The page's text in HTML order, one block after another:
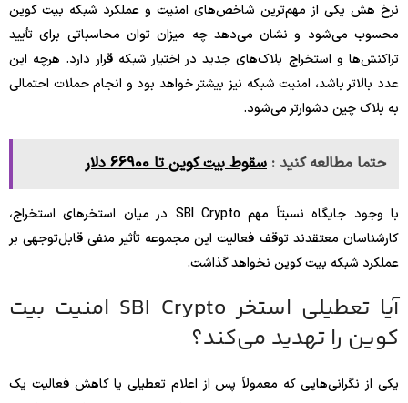
نرخ هش یکی از مهم‌ترین شاخص‌های امنیت و عملکرد شبکه بیت کوین
محسوب می‌شود و نشان می‌دهد چه میزان توان محاسباتی برای تأیید
تراکنش‌ها و استخراج بلاک‌های جدید در اختیار شبکه قرار دارد. هرچه این
عدد بالاتر باشد، امنیت شبکه نیز بیشتر خواهد بود و انجام حملات احتمالی
به بلاک چین دشوارتر می‌شود.
حتما مطالعه کنید : سقوط بیت کوین تا 66900 دلار
با وجود جایگاه نسبتاً مهم SBI Crypto در میان استخرهای استخراج،
کارشناسان معتقدند توقف فعالیت این مجموعه تأثیر منفی قابل‌توجهی بر
عملکرد شبکه بیت کوین نخواهد گذاشت.
آیا تعطیلی استخر SBI Crypto امنیت بیت
کوین را تهدید می‌کند؟
یکی از نگرانی‌هایی که معمولاً پس از اعلام تعطیلی یا کاهش فعالیت یک